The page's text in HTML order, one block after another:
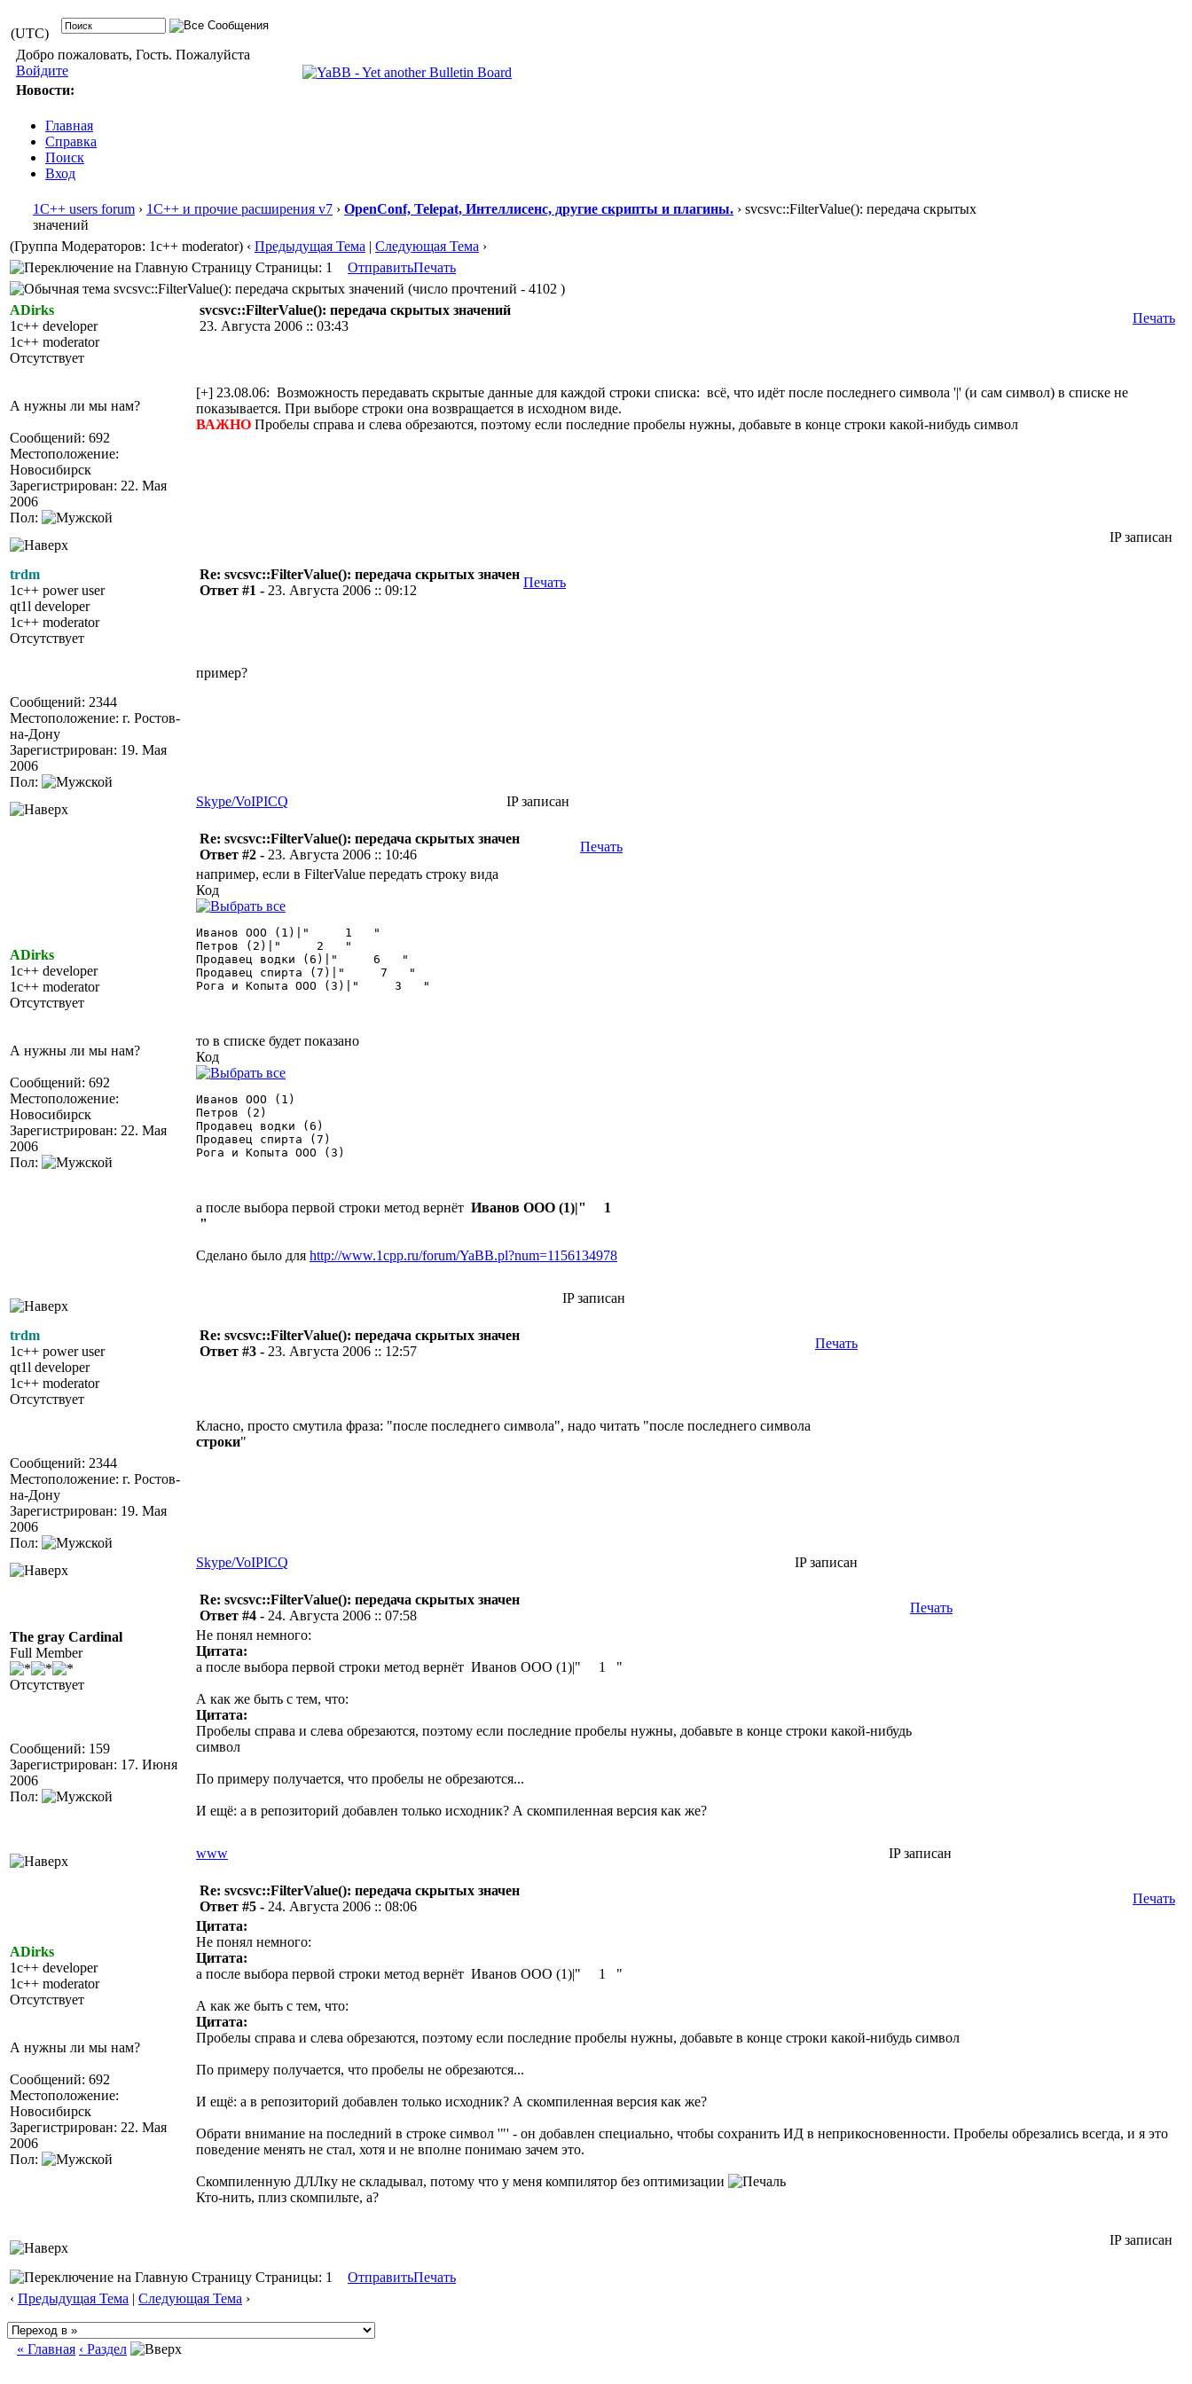
(UTC)
Добро пожаловать, Гость. Пожалуйста
Войдите
Новости:
Главная
Справка
Поиск
Вход
1С++ users forum › 1С++ и прочие расширения v7 › OpenConf, Telepat, Интеллисенс, другие скрипты и плагины. › svcsvc::FilterValue(): передача скрытых
значений
(Группа Модераторов: 1c++ moderator) ‹ Предыдущая Тема | Следующая Тема ›
Страницы: 1
ОтправитьПечать
svcsvc::FilterValue(): передача скрытых значений (число прочтений - 4102 )
ADirks
1c++ developer
1c++ moderator
Отсутствует
А нужны ли мы нам?
Сообщений: 692
Местоположение:
Новосибирск
Зарегистрирован: 22. Мая
2006
Пол:
svcsvc::FilterValue(): передача скрытых значений
23. Августа 2006 :: 03:43
Печать
[+] 23.08.06: Возможность передавать скрытые данные для каждой строки списка: всё, что идёт после последнего символа '|' (и сам символ) в списке не
показывается. При выборе строки она возвращается в исходном виде.
ВАЖНО Пробелы справа и слева обрезаются, поэтому если последние пробелы нужны, добавьте в конце строки какой-нибудь символ
IP записан
trdm
1c++ power user
qt1l developer
1c++ moderator
Отсутствует
Сообщений: 2344
Местоположение: г. Ростов-
на-Дону
Зарегистрирован: 19. Мая
2006
Пол:
Re: svcsvc::FilterValue(): передача скрытых значен
Ответ #1 - 23. Августа 2006 :: 09:12
Печать
пример?
Skype/VoIPICQ IP записан
ADirks
1c++ developer
1c++ moderator
Отсутствует
А нужны ли мы нам?
Сообщений: 692
Местоположение:
Новосибирск
Зарегистрирован: 22. Мая
2006
Пол:
Re: svcsvc::FilterValue(): передача скрытых значен
Ответ #2 - 23. Августа 2006 :: 10:46
Печать
например, если в FilterValue передать строку вида
Код
Иванов ООО (1)|"     1   "
Петров (2)|"     2   "
Продавец водки (6)|"     6   "
Продавец спирта (7)|"     7   "
Рога и Копыта ООО (3)|"     3   "
то в списке будет показано
Код
Иванов ООО (1)
Петров (2)
Продавец водки (6)
Продавец спирта (7)
Рога и Копыта ООО (3)
а после выбора первой строки метод вернёт Иванов ООО (1)|" 1
"
Сделано было для http://www.1cpp.ru/forum/YaBB.pl?num=1156134978
IP записан
trdm
1c++ power user
qt1l developer
1c++ moderator
Отсутствует
Сообщений: 2344
Местоположение: г. Ростов-
на-Дону
Зарегистрирован: 19. Мая
2006
Пол:
Re: svcsvc::FilterValue(): передача скрытых значен
Ответ #3 - 23. Августа 2006 :: 12:57
Печать
Класно, просто смутила фраза: "после последнего символа", надо читать "после последнего символа
строки"
Skype/VoIPICQ IP записан
The gray Cardinal
Full Member
Отсутствует
Сообщений: 159
Зарегистрирован: 17. Июня
2006
Пол:
Re: svcsvc::FilterValue(): передача скрытых значен
Ответ #4 - 24. Августа 2006 :: 07:58
Печать
Не понял немного:
Цитата:
а после выбора первой строки метод вернёт Иванов ООО (1)|" 1 "
А как же быть с тем, что:
Цитата:
Пробелы справа и слева обрезаются, поэтому если последние пробелы нужны, добавьте в конце строки какой-нибудь
символ
По примеру получается, что пробелы не обрезаются...
И ещё: а в репозиторий добавлен только исходник? А скомпиленная версия как же?
www IP записан
ADirks
1c++ developer
1c++ moderator
Отсутствует
А нужны ли мы нам?
Сообщений: 692
Местоположение:
Новосибирск
Зарегистрирован: 22. Мая
2006
Пол:
Re: svcsvc::FilterValue(): передача скрытых значен
Ответ #5 - 24. Августа 2006 :: 08:06
Печать
Цитата:
Не понял немного:
Цитата:
а после выбора первой строки метод вернёт Иванов ООО (1)|" 1 "
А как же быть с тем, что:
Цитата:
Пробелы справа и слева обрезаются, поэтому если последние пробелы нужны, добавьте в конце строки какой-нибудь символ
По примеру получается, что пробелы не обрезаются...
И ещё: а в репозиторий добавлен только исходник? А скомпиленная версия как же?
Обрати внимание на последний в строке символ '"' - он добавлен специально, чтобы сохранить ИД в неприкосновенности. Пробелы обрезались всегда, и я это
поведение менять не стал, хотя и не вполне понимаю зачем это.
Скомпиленную ДЛЛку не складывал, потому что у меня компилятор без оптимизации
Кто-нить, плиз скомпильте, а?
IP записан
Страницы: 1 ОтправитьПечать
‹ Предыдущая Тема | Следующая Тема ›
« Главная ‹ Раздел